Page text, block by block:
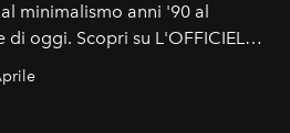
minimalismo anni '90 al
oggi. Scopri su L'OFFICIEL